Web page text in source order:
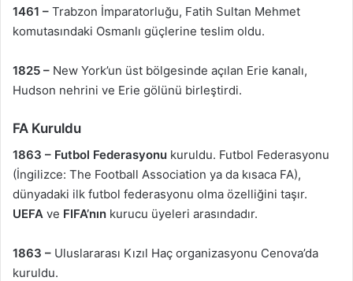
1461 – Trabzon İmparatorluğu, Fatih Sultan Mehmet
komutasındaki Osmanlı güçlerine teslim oldu.
1825 – New York’un üst bölgesinde açılan Erie kanalı,
Hudson nehrini ve Erie gölünü birleştirdi.
FA Kuruldu
1863 – Futbol Federasyonu kuruldu. Futbol Federasyonu
(İngilizce: The Football Association ya da kısaca FA),
dünyadaki ilk futbol federasyonu olma özelliğini taşır.
UEFA ve FIFA’nın kurucu üyeleri arasındadır.
1863 – Uluslararası Kızıl Haç organizasyonu Cenova’da
kuruldu.